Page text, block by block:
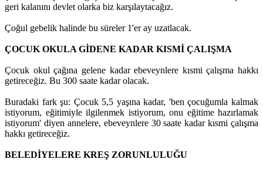
geri kalanını devlet olarka biz karşılaytacağız.
Çoğul gebelik halinde bu süreler 1'er ay uzatlacak.
ÇOCUK OKULA GİDENE KADAR KISMİ ÇALIŞMA
Çocuk okul çağına gelene kadar ebeveynlere kısmi çalışma hakkı
getireceğiz. Bu 300 saate kadar olacak.
Buradaki fark şu: Çocuk 5,5 yaşına kadar, 'ben çocuğumla kalmak
istiyorum, eğitimiyle ilgilenmek istiyorum, onu eğitime hazırlamak
istiyorum' diyen annelere, ebeveynlere 30 saate kadar kısmi çalışma
hakkı getireceğiz.
BELEDİYELERE KREŞ ZORUNLULUĞU